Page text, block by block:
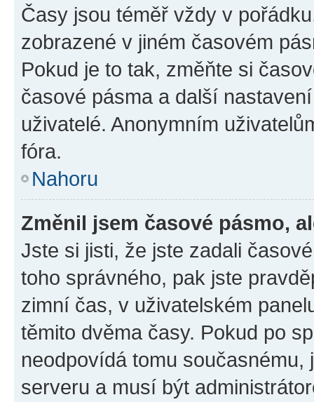
Časy jsou téměř vždy v
zobrazené v jiném časovém
Pokud je to tak, změňte si
časové pásma a další
uživatelé. Anonymním
fóra.
Nahoru
Změnil jsem časové pásmo,
Jste si jisti, že jste zadali
toho správného, pak jste
zimní čas, v uživatelském
těmito dvěma časy. Pokud po
neodpovídá tomu
serveru a musí být